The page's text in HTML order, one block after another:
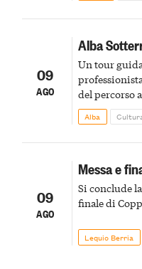
09
AGO
Alba
Un tour
del percorso
Alba
09
AGO
Messa e
Si conclude
finale di
Lequio Berria